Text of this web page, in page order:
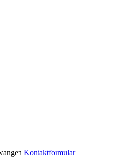
Kontaktformular